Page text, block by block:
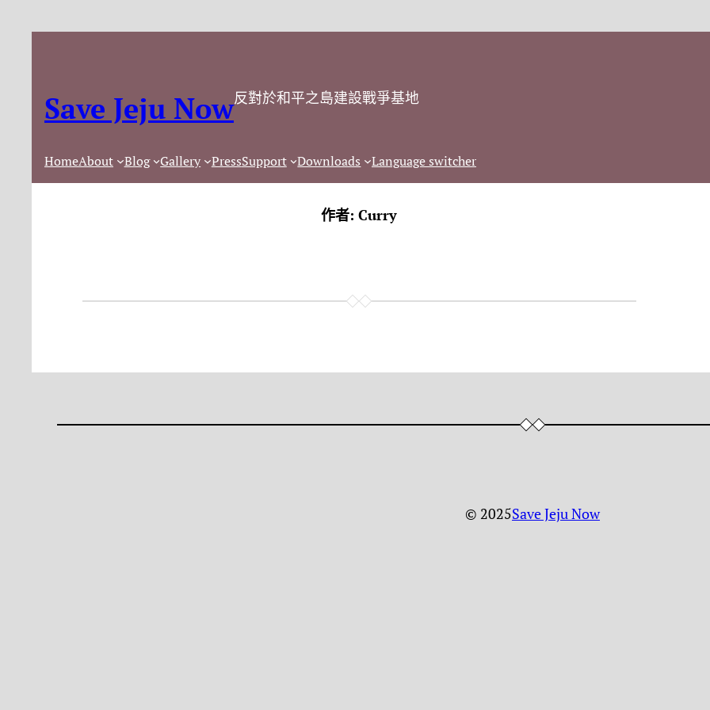
Save Jeju Now反對於和平之島建設戰爭基地
HomeAbout Blog Gallery PressSupport Downloads Language switcher
作者:Curry
© 2025Save Jeju Now